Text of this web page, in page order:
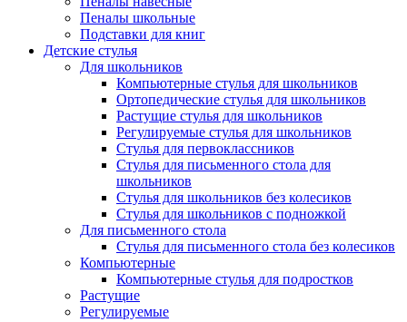
Пеналы школьные
Подставки для книг
Детские стулья
Для школьников
Компьютерные стулья для школьников
Ортопедические стулья для школьников
Растущие стулья для школьников
Регулируемые стулья для школьников
Стулья для первоклассников
Стулья для письменного стола для
школьников
Стулья для школьников без колесиков
Стулья для школьников с подножкой
Для письменного стола
Стулья для письменного стола без колесиков
Компьютерные
Компьютерные стулья для подростков
Растущие
Регулируемые